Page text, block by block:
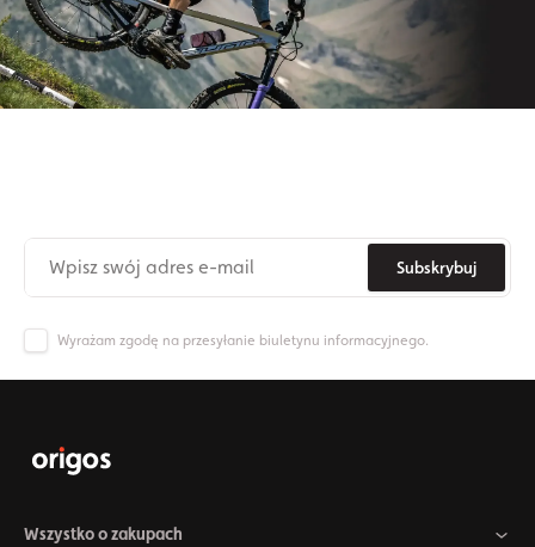
Subskrybuj
Wyrażam zgodę na przesyłanie biuletynu informacyjnego.
Wszystko o zakupach